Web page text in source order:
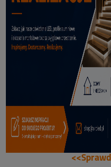
70,50 zł
DODAJ DO KOSZYKA